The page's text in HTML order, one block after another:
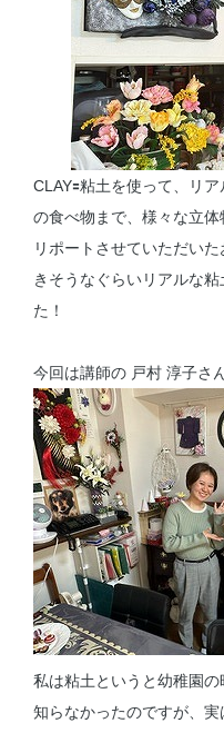
CLAY🟰粘土を使って、リ
の食べ物まで、様々な立体
リポートさせていただい
きそうなぐらいリアルな
た！
今回は講師の 戸村 淳子さ
私は粘土というと幼稚園
知らなかったのですが、